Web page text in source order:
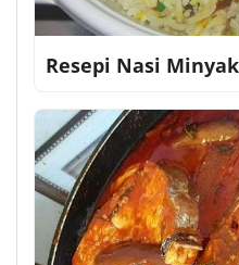
Resepi Nasi